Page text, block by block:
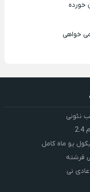
خورده
خواهی
نئونی
یو ماه کامل
فرشته
نی